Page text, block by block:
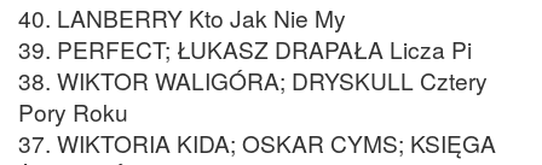
40. LANBERRY Kto Jak Nie My
39. PERFECT; ŁUKASZ DRAPAŁA Licza Pi
38. WIKTOR WALIGÓRA; DRYSKULL Cztery
Pory Roku
37. WIKTORIA KIDA; OSKAR CYMS; KSIĘGA